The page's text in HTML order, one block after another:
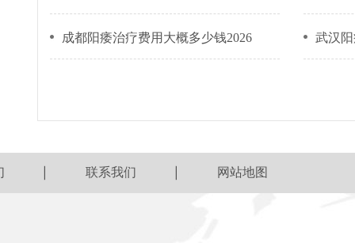
成都阳痿治疗费用大概多少钱2026 武汉
联系我们 网站地图